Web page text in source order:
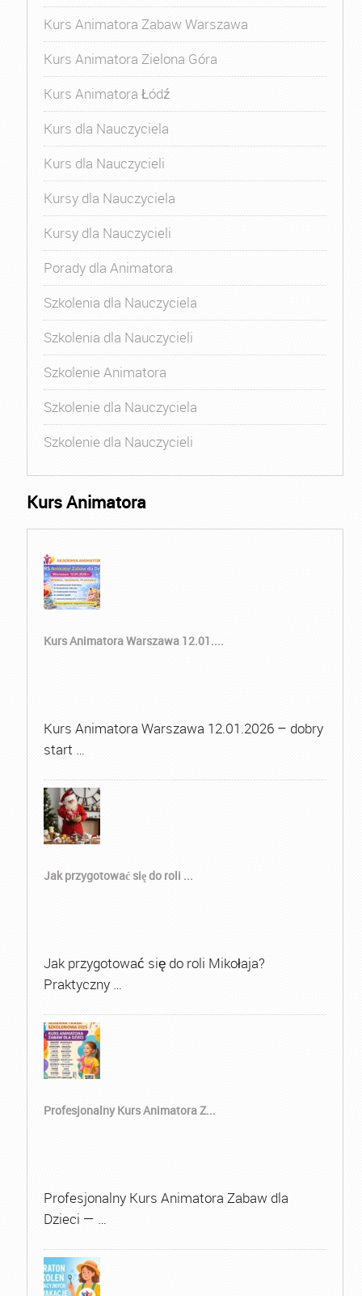
Kurs Animatora Zabaw Warszawa
Kurs Animatora Zielona Góra
Kurs Animatora Łódź
Kurs dla Nauczyciela
Kurs dla Nauczycieli
Kursy dla Nauczyciela
Kursy dla Nauczycieli
Porady dla Animatora
Szkolenia dla Nauczyciela
Szkolenia dla Nauczycieli
Szkolenie Animatora
Szkolenie dla Nauczyciela
Szkolenie dla Nauczycieli
Kurs Animatora
Kurs Animatora Warszawa 12.01....
Kurs Animatora Warszawa 12.01.2026 – dobry
start …
Jak przygotować się do roli ...
Jak przygotować się do roli Mikołaja?
Praktyczny …
Profesjonalny Kurs Animatora Z...
Profesjonalny Kurs Animatora Zabaw dla
Dzieci — …